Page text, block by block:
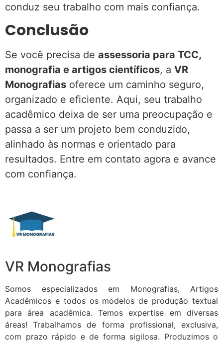
conduz seu trabalho com mais confiança.
Conclusão
Se você precisa de assessoria para TCC,
monografia e artigos científicos, a VR
Monografias oferece um caminho seguro,
organizado e eficiente. Aqui, seu trabalho
acadêmico deixa de ser uma preocupação e
passa a ser um projeto bem conduzido,
alinhado às normas e orientado para
resultados. Entre em contato agora e avance
com confiança.
VR Monografias
Somos especializados em Monografias, Artigos
Acadêmicos e todos os modelos de produção textual
para área acadêmica. Temos expertise em diversas
áreas! Trabalhamos de forma profissional, exclusiva,
com prazo rápido e de forma sigilosa. Produzimos o